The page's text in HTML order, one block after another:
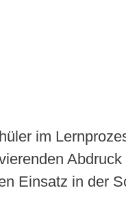
im
Einsatz in der